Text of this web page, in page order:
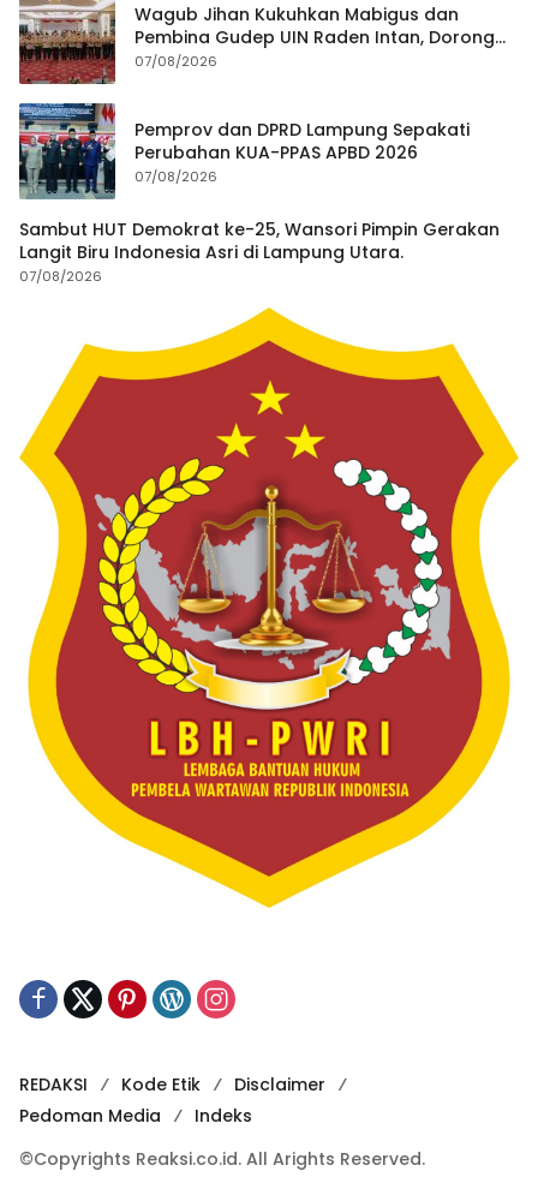
Wagub Jihan Kukuhkan Mabigus dan
Pembina Gudep UIN Raden Intan, Dorong
Penguatan Karakter Generasi Muda
07/08/2026
Pemprov dan DPRD Lampung Sepakati
Perubahan KUA-PPAS APBD 2026
07/08/2026
Sambut HUT Demokrat ke-25, Wansori Pimpin Gerakan
Langit Biru Indonesia Asri di Lampung Utara.
07/08/2026
REDAKSI Kode Etik
Disclaimer
Pedoman Media
Indeks
©Copyrights Reaksi.co.id. All Arights Reserved.